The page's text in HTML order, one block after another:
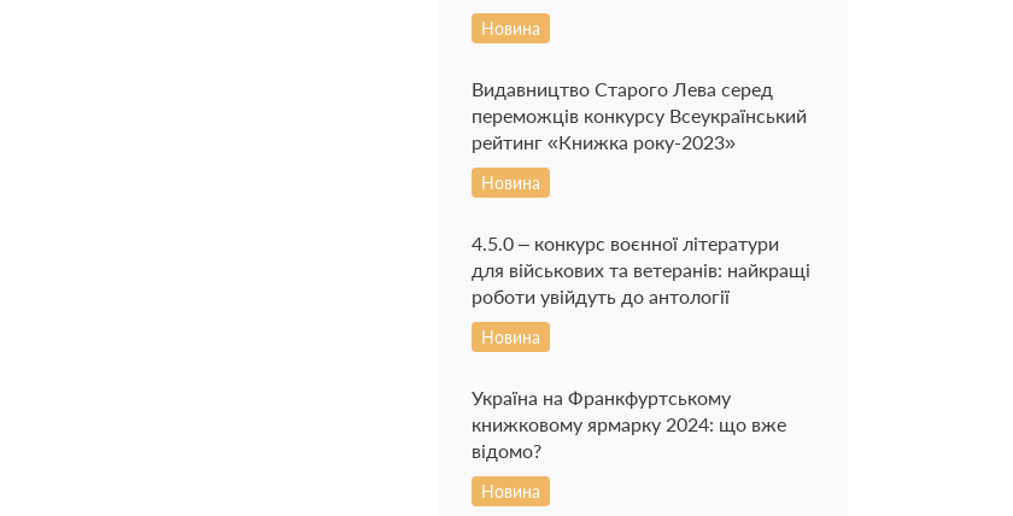
Новина
Видавництво Старого Лева серед
переможців конкурсу Всеукраїнський
рейтинг «Книжка року-2023»
Новина
4.5.0 – конкурс воєнної літератури
для військових та ветеранів: найкращі
роботи увійдуть до антології
Новина
Україна на Франкфуртському
книжковому ярмарку 2024: що вже
відомо?
Новина